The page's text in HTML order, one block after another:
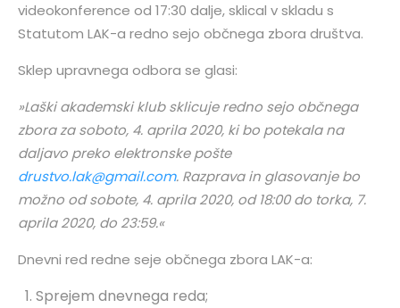
videokonference od 17:30 dalje, sklical v skladu s
Statutom LAK-a redno sejo občnega zbora društva.
Sklep upravnega odbora se glasi:
»Laški akademski klub sklicuje redno sejo občnega
zbora za soboto, 4. aprila 2020, ki bo potekala na
daljavo preko elektronske pošte
drustvo.lak@gmail.com. Razprava in glasovanje bo
možno od sobote, 4. aprila 2020, od 18:00 do torka, 7.
aprila 2020, do 23:59.«
Dnevni red redne seje občnega zbora LAK-a:
Sprejem dnevnega reda;